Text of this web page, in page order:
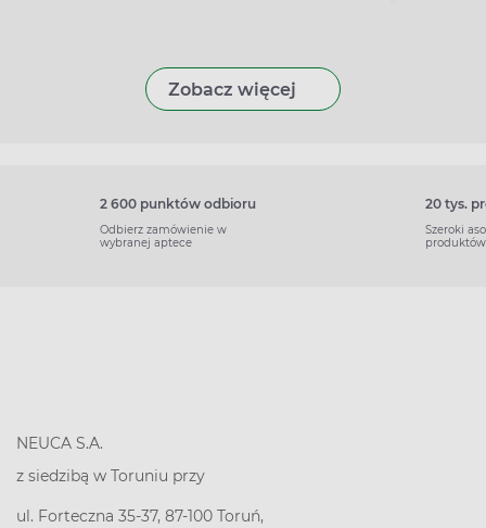
Zobacz więcej
2 600 punktów odbioru
Odbierz zamówienie w
wybranej aptece
20 tys.
Szeroki
produktów
NEUCA S.A.
z siedzibą w Toruniu przy
ul. Forteczna 35-37, 87-100 Toruń,